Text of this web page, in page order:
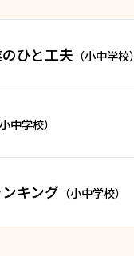
ひと工夫 （小中学校）
小中学校）
キング （小中学校）